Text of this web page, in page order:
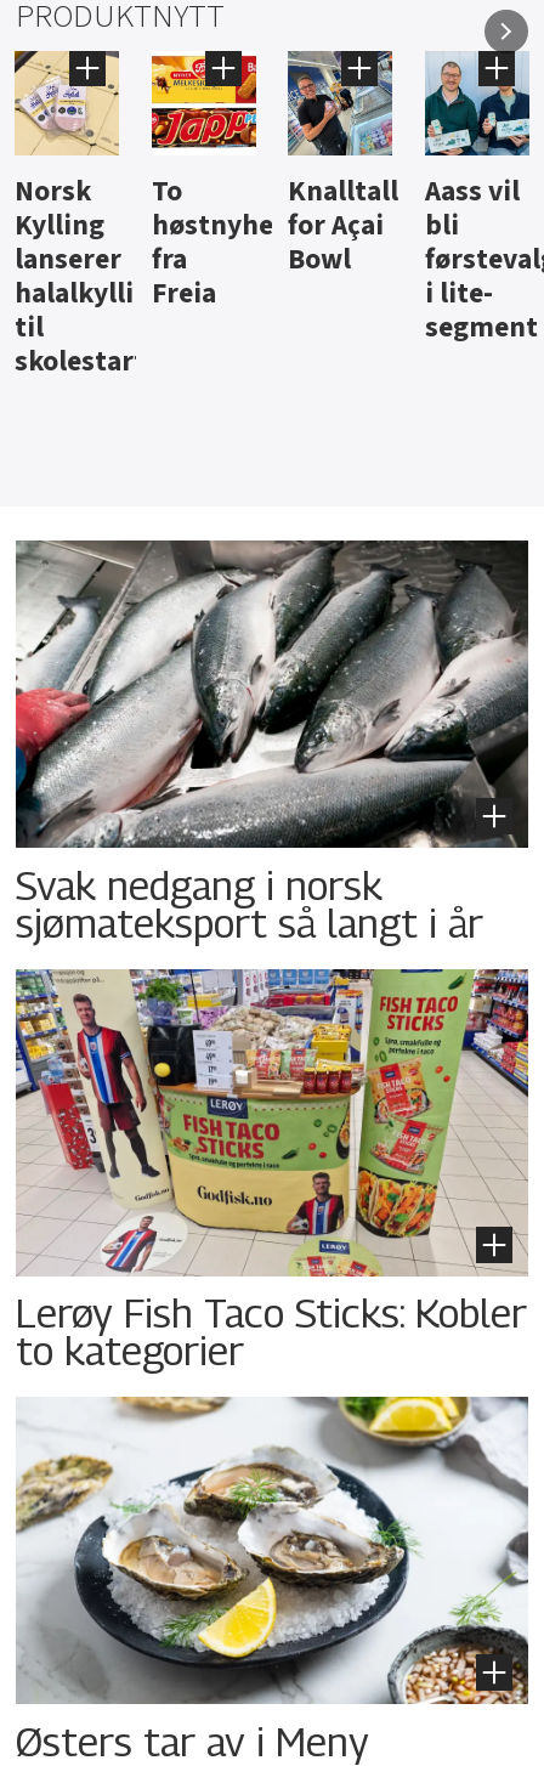
PRODUKTNYTT
Knalltall
for Açai
Bowl
Aass vil
bli
førstevalg
i lite-
Brus og
jus fra
Berentsen
Hard
iste fra
Hansa
Svak nedgang i norsk
sjømateksport så langt i år
Lerøy Fish Taco Sticks: Kobler
to kategorier
Østers tar av i Meny